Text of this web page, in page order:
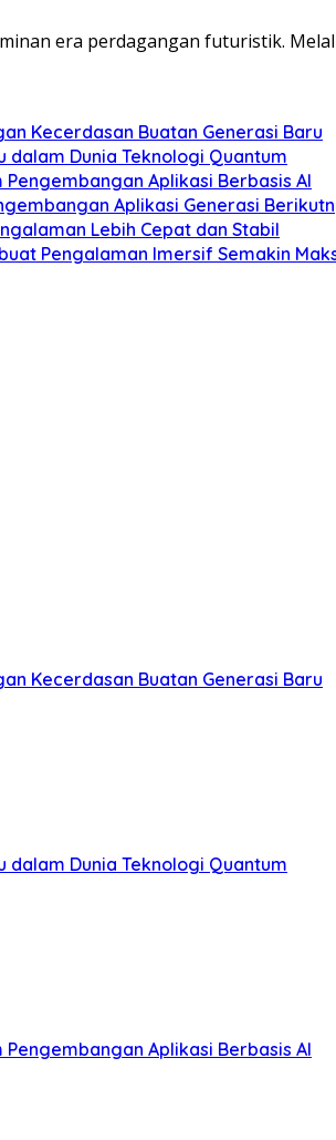
era perdagangan futuristik.
Kecerdasan Buatan Generasi Baru
dalam Dunia Teknologi Quantum
Aplikasi Berbasis AI
Aplikasi Generasi
Lebih Cepat dan Stabil
Pengalaman Imersif Semakin
Kecerdasan Buatan Generasi Baru
dalam Dunia Teknologi Quantum
Aplikasi Berbasis AI